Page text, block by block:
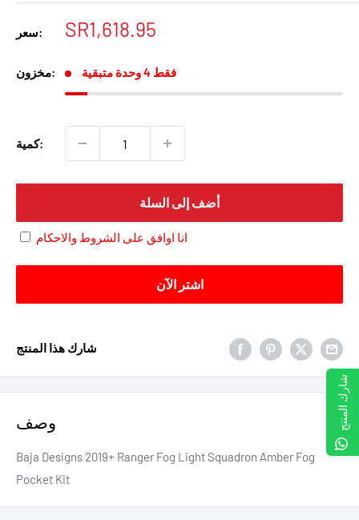
سعر:
سعر
SR1,618.95
مخزون: فقط 4 وحدة متبقية
كمية:
أضف إلى السلة
انا اوافق على الشروط والاحكام
اشتر الآن
شارك هذا المنتج
وصف
Baja Designs 2019+ Ranger Fog Light Squadron Amber Fog
Pocket Kit
شارك المنتج